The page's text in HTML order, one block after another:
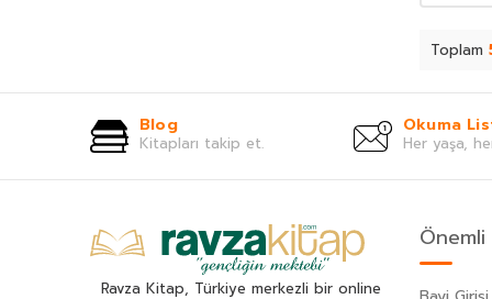
Alev Alatlı
Ali Haydar Haksal(53)
(42)
Toplam
Blog
Kitapları takip et.
Okuma
Her yaşa,
Ravza Kitap, Türkiye merkezli bir online